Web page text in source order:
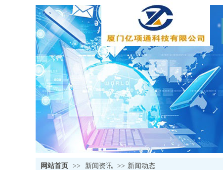
网站首页 >> 新闻资讯 >> 新闻动态